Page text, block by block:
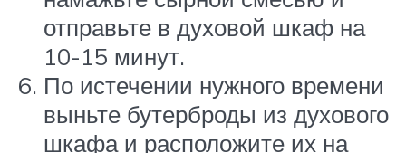
отправьте в духовой шкаф на
10-15 минут.
По истечении нужного времени
выньте бутерброды из духового
шкафа и расположите их на